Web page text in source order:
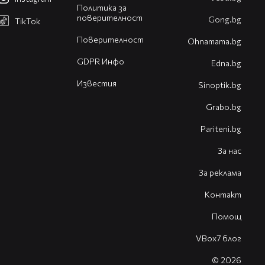
Политика за
поверителност
Поверителност
GDPR Инфо
Известия
TikTok Gong.bg
Оhnamama.bg
Edna.bg
Sinoptik.bg
Grabo.bg
Pariteni.bg
За нас
За реклама
Контакт
Помощ
VBox7 блог
© 2026